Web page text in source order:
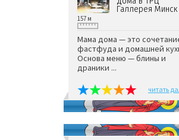
Галлерея Минск
157 м
Мама дома — это
фастфуда и домашней
Основа меню — блины и
драники ...
читать